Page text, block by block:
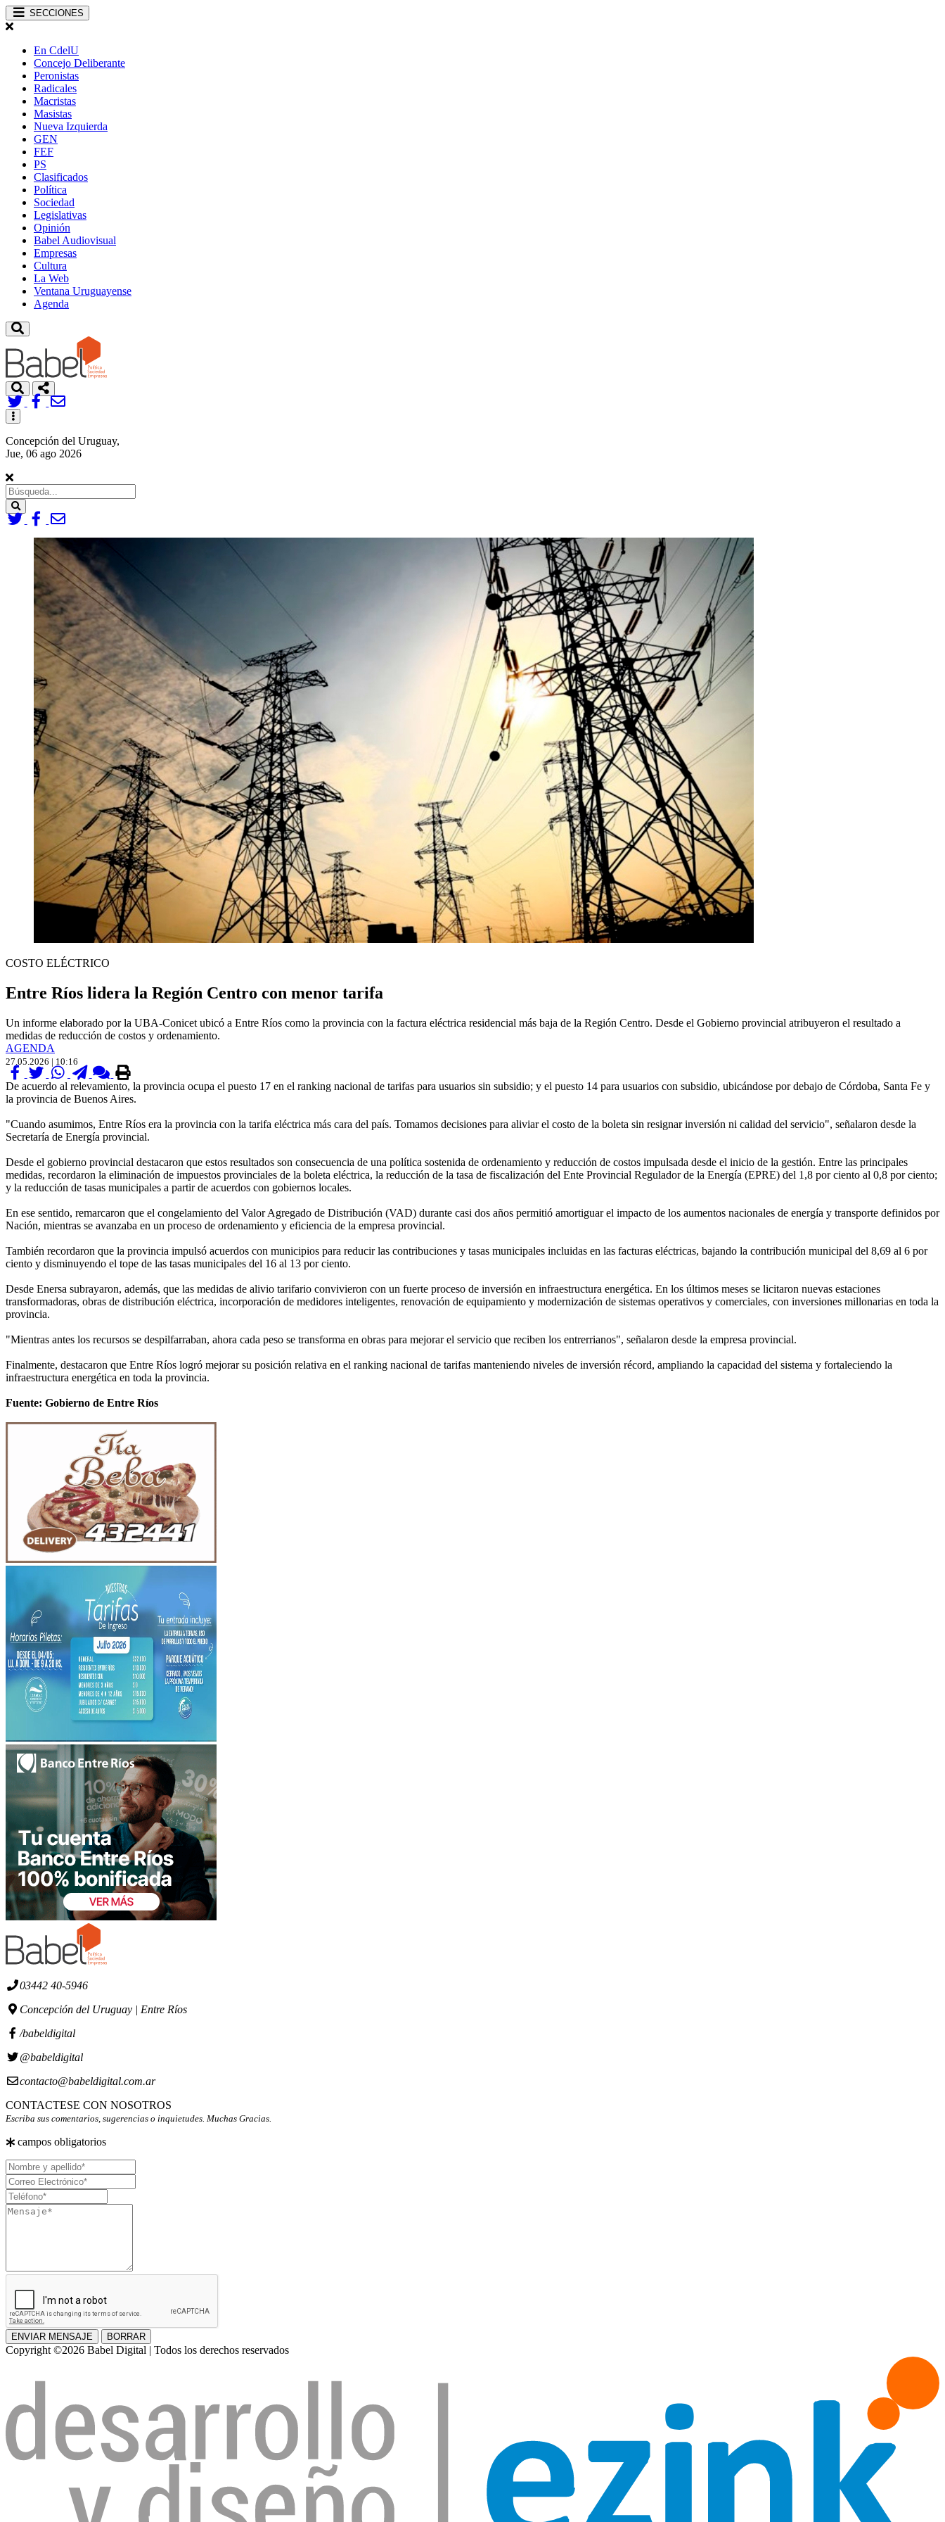
SECCIONES
En CdelU
Concejo Deliberante
Peronistas
Radicales
Macristas
Masistas
Nueva Izquierda
GEN
FEF
PS
Clasificados
Política
Sociedad
Legislativas
Opinión
Babel Audiovisual
Empresas
Cultura
La Web
Ventana Uruguayense
Agenda
Toggle
navigation
Concepción del Uruguay,
Jue, 06 ago 2026
Search
COSTO ELÉCTRICO
Entre Ríos lidera la Región Centro con menor tarifa
Un informe elaborado por la UBA-Conicet ubicó a Entre Ríos como la provincia con la factura eléctrica residencial más baja de la Región Centro. Desde el Gobierno provincial atribuyeron el resultado a
medidas de reducción de costos y ordenamiento.
AGENDA
27.05.2026 | 10:16
De acuerdo al relevamiento, la provincia ocupa el puesto 17 en el ranking nacional de tarifas para usuarios sin subsidio; y el puesto 14 para usuarios con subsidio, ubicándose por debajo de Córdoba, Santa Fe y
la provincia de Buenos Aires.
"Cuando asumimos, Entre Ríos era la provincia con la tarifa eléctrica más cara del país. Tomamos decisiones para aliviar el costo de la boleta sin resignar inversión ni calidad del servicio", señalaron desde la
Secretaría de Energía provincial.
Desde el gobierno provincial destacaron que estos resultados son consecuencia de una política sostenida de ordenamiento y reducción de costos impulsada desde el inicio de la gestión. Entre las principales
medidas, recordaron la eliminación de impuestos provinciales de la boleta eléctrica, la reducción de la tasa de fiscalización del Ente Provincial Regulador de la Energía (EPRE) del 1,8 por ciento al 0,8 por ciento;
y la reducción de tasas municipales a partir de acuerdos con gobiernos locales.
En ese sentido, remarcaron que el congelamiento del Valor Agregado de Distribución (VAD) durante casi dos años permitió amortiguar el impacto de los aumentos nacionales de energía y transporte definidos por
Nación, mientras se avanzaba en un proceso de ordenamiento y eficiencia de la empresa provincial.
También recordaron que la provincia impulsó acuerdos con municipios para reducir las contribuciones y tasas municipales incluidas en las facturas eléctricas, bajando la contribución municipal del 8,69 al 6 por
ciento y disminuyendo el tope de las tasas municipales del 16 al 13 por ciento.
Desde Enersa subrayaron, además, que las medidas de alivio tarifario convivieron con un fuerte proceso de inversión en infraestructura energética. En los últimos meses se licitaron nuevas estaciones
transformadoras, obras de distribución eléctrica, incorporación de medidores inteligentes, renovación de equipamiento y modernización de sistemas operativos y comerciales, con inversiones millonarias en toda la
provincia.
"Mientras antes los recursos se despilfarraban, ahora cada peso se transforma en obras para mejorar el servicio que reciben los entrerrianos", señalaron desde la empresa provincial.
Finalmente, destacaron que Entre Ríos logró mejorar su posición relativa en el ranking nacional de tarifas manteniendo niveles de inversión récord, ampliando la capacidad del sistema y fortaleciendo la
infraestructura energética en toda la provincia.
Fuente: Gobierno de Entre Ríos
03442 40-5946
Concepción del Uruguay | Entre Ríos
/babeldigital
@babeldigital
contacto@babeldigital.com.ar
CONTACTESE CON NOSOTROS
Escriba sus comentarios, sugerencias o inquietudes. Muchas Gracias.
campos obligatorios
Nombre
y
apellido
Correo
Electrónico
Teléfono
Mensaje
ENVIAR MENSAJE BORRAR
Copyright ©2026 Babel Digital | Todos los derechos reservados